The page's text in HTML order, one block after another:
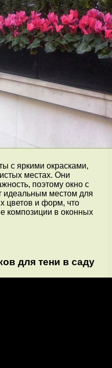
с яркими окрасками,
местах. Они
поэтому окно с
идеальным местом для
цветов и форм, что
композиции в оконных
для тени в саду